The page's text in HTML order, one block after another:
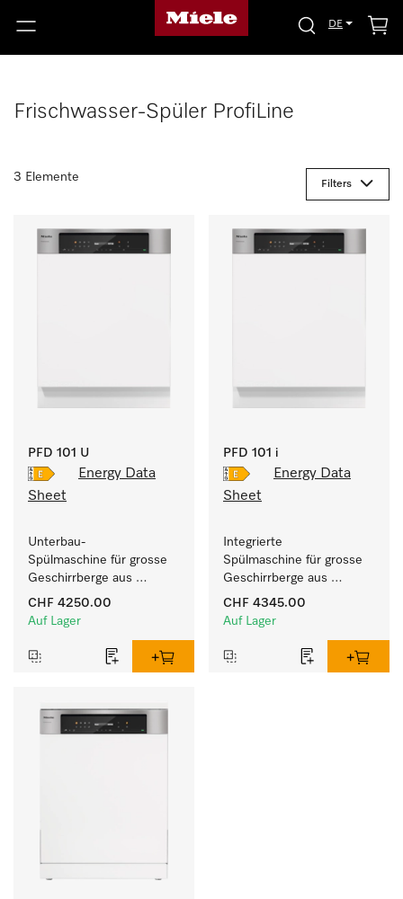
DE
Frischwasser-Spüler ProfiLine
3 Elemente
Filters
PFD 101 U
Energy Data
Sheet
Unterbau-
Spülmaschine für grosse
Geschirrberge aus
Haushalt, Business-, Tee-
und Spülküchen.
CHF 4250.00
Auf Lager
PFD 101 i
Energy Data
Sheet
Integrierte
Spülmaschine für grosse
Geschirrberge aus
Haushalt, Business-, Tee-
und Spülküchen.
CHF 4345.00
Auf Lager